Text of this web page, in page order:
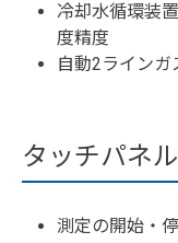
冷却水循環装
度精度
自動2ラインガ
タッチパネ
測定の開始・